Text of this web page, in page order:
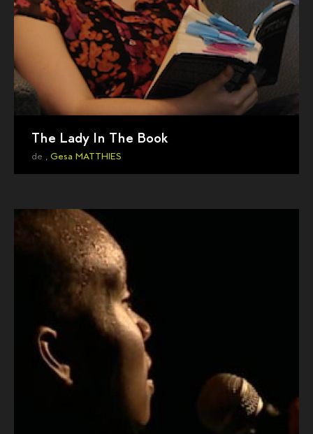
The Lady In The Book
de , Gesa MATTHIES